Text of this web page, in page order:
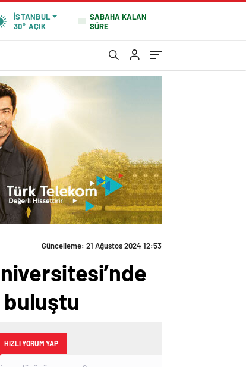
İSTANBUL
30° AÇIK
SABAHA KALAN
SÜRE
Güncelleme: 21 Ağustos 2024 12:53
buluştu
HIZLI YORUM YAP